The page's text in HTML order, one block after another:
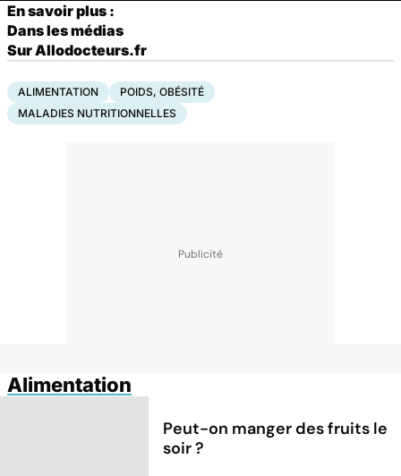
En savoir plus :
Dans les médias
Sur Allodocteurs.fr
ALIMENTATION
POIDS, OBÉSITÉ
MALADIES NUTRITIONNELLES
Alimentation
Peut-on manger des fruits le
soir ?